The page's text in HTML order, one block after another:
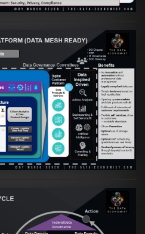
Data Governance
essenziell für
Datenprodukte ist
VIEW